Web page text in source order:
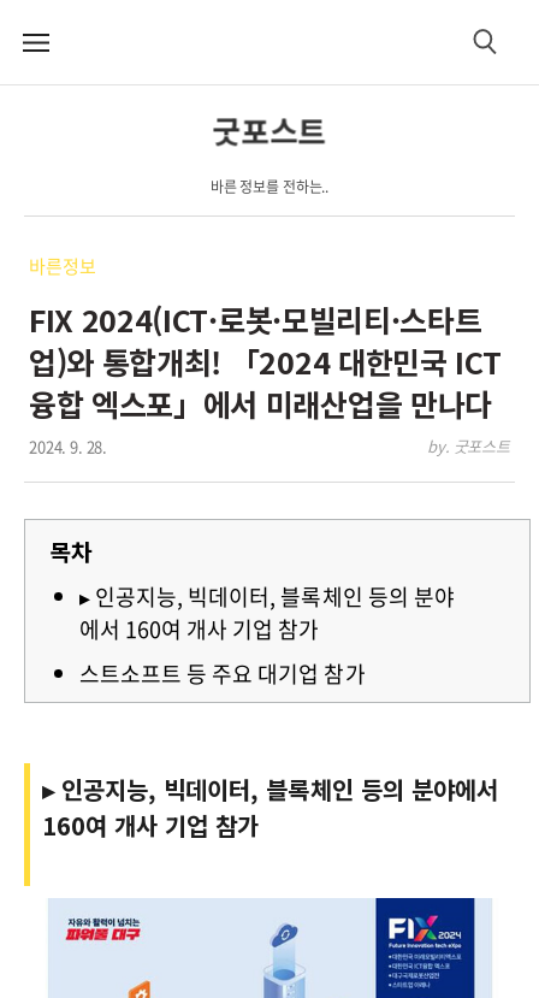
메
검
굿포스트
바른 정보를 전하는..
바른정보
FIX 2024(ICT·로봇·모빌리티·스타트
업)와 통합개최! 「2024 대한민국 ICT
융합 엑스포」에서 미래산업을 만나다
2024. 9. 28. by. 굿포스트
목차
▸ 인공지능, 빅데이터, 블록체인 등의 분야
에서 160여 개사 기업 참가
스트소프트 등 주요 대기업 참가
▸ 인공지능, 빅데이터, 블록체인 등의 분야에서
160여 개사 기업 참가